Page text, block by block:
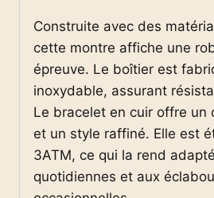
Construite avec des
cette montre affiche une
épreuve. Le boîtier est
inoxydable, assurant
Le bracelet en cuir offre un
et un style raffiné. Elle est
3ATM, ce qui la rend
quotidiennes et aux